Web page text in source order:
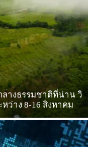
างธรรมชาติที่น่าน วิ
ว่าง 8-16 สิงหาคม